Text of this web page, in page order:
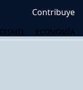
Contribuye
ECONOMÍA